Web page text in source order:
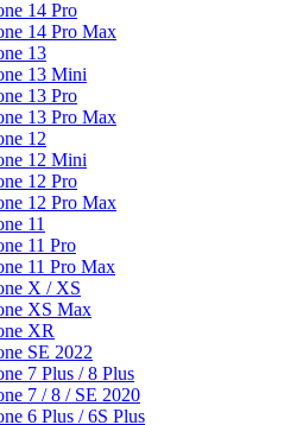
14 Pro
14 Pro Max
13
13 Mini
13 Pro
13 Pro Max
12
12 Mini
12 Pro
12 Pro Max
11
11 Pro
11 Pro Max
X / XS
XS Max
XR
SE 2022
7 Plus / 8 Plus
7 / 8 / SE 2020
6 Plus / 6S Plus